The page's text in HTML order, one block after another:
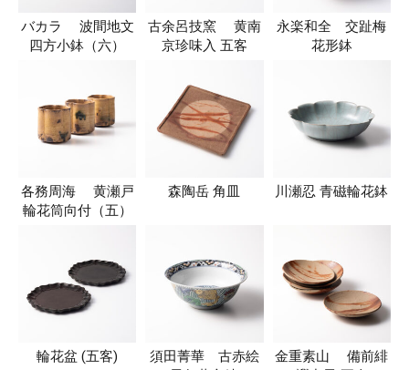
バカラ 波間地文
四方小鉢（六）
古余呂技窯 黄南
京珍味入 五客
永楽和全 交趾梅
花形鉢
各務周海 黄瀬戸
輪花筒向付（五）
森陶岳 角皿 川瀬忍 青磁輪花鉢
輪花盆 (五客)
須田菁華 古赤絵
金重素山 備前緋